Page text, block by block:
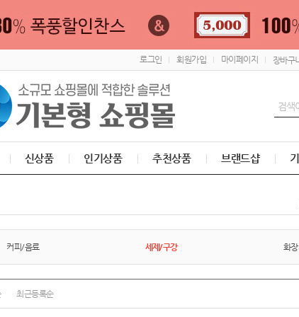
로그인 회원가입 마이페이지 장바구
신상품 인기상품 추천상품 브랜드샵
커피/음료 세제/구강 화
최근등록순